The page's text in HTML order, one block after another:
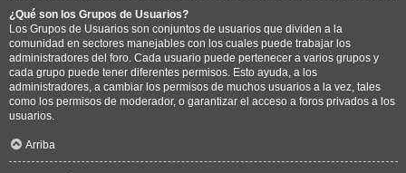
¿Qué son los Grupos de Usuarios?
Los Grupos de Usuarios son conjuntos de usuarios que dividen a la
comunidad en sectores manejables con los cuales puede trabajar los
administradores del foro. Cada usuario puede pertenecer a varios grupos y
cada grupo puede tener diferentes permisos. Esto ayuda, a los
administradores, a cambiar los permisos de muchos usuarios a la vez, tales
como los permisos de moderador, o garantizar el acceso a foros privados a los
usuarios.
Arriba